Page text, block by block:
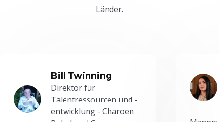
Länder.
Bill Twinning
Direktor für
Talentressourcen und -
entwicklung - Charoen